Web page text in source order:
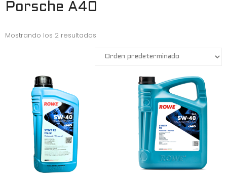
Contacto
Porsche A40
Mostrando los 2 resultados